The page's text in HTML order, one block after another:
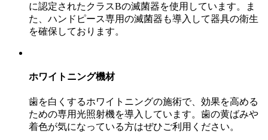
に認定されたクラスBの滅菌器を使用しています。ま
た、ハンドピース専用の滅菌器も導入して器具の衛生
を確保しております。
ホワイトニング機材
歯を白くするホワイトニングの施術で、効果を高める
ための専用光照射機を導入しています。歯の黄ばみや
着色が気になっている方はぜひご利用ください。